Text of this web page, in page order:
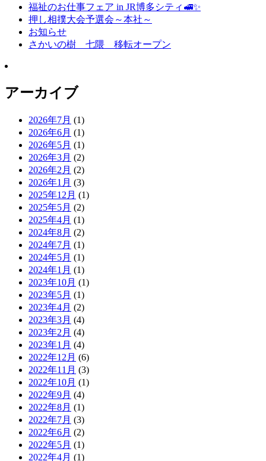
福祉のお仕事フェア in JR博多シティ🚅✨
押し相撲大会予選会～本社～
お知らせ
さかいの樹 七隈 移転オープン
アーカイブ
2026年7月 (1)
2026年6月 (1)
2026年5月 (1)
2026年3月 (2)
2026年2月 (2)
2026年1月 (3)
2025年12月 (1)
2025年5月 (2)
2025年4月 (1)
2024年8月 (2)
2024年7月 (1)
2024年5月 (1)
2024年1月 (1)
2023年10月 (1)
2023年5月 (1)
2023年4月 (2)
2023年3月 (4)
2023年2月 (4)
2023年1月 (4)
2022年12月 (6)
2022年11月 (3)
2022年10月 (1)
2022年9月 (4)
2022年8月 (1)
2022年7月 (3)
2022年6月 (2)
2022年5月 (1)
2022年4月 (1)